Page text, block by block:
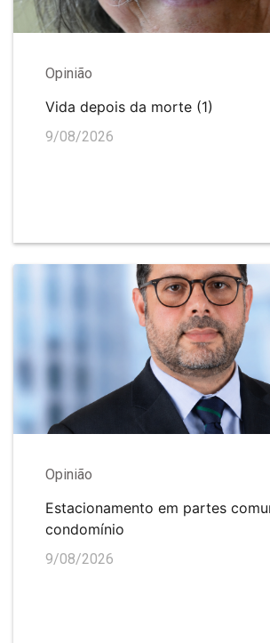
Opinião
Vida depois da morte (1)
9/08/2026
Opinião
Estacionamento em partes
condomínio
9/08/2026